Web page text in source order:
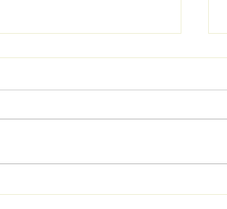
de Bahía de